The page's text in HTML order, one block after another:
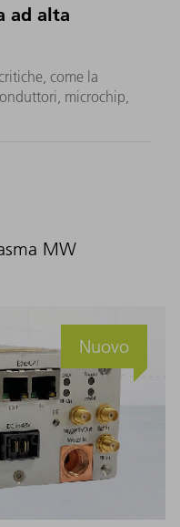
ad alta
come la
microchip,
MW
Nuovo